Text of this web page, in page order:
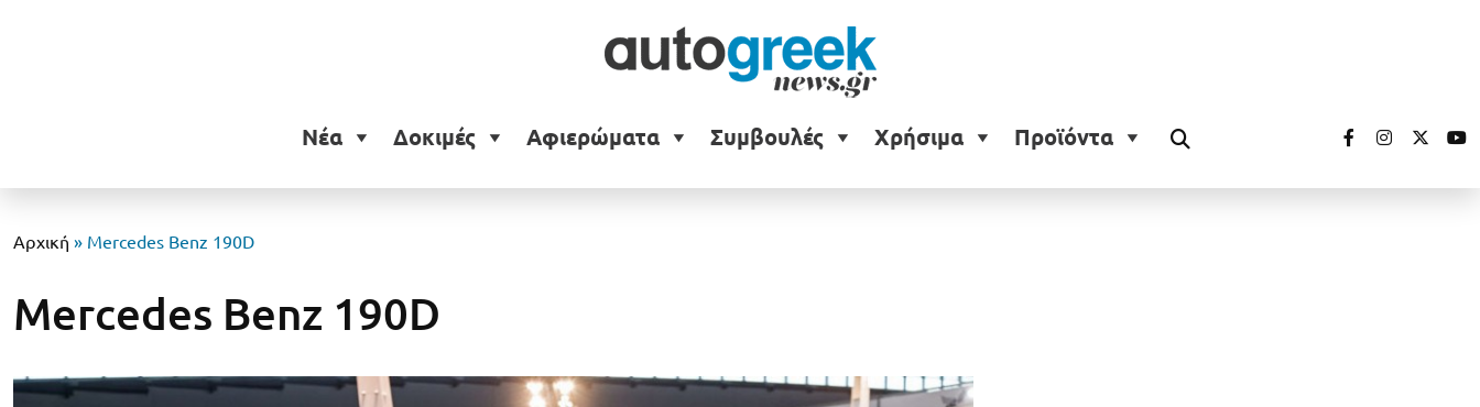
Νέα Δοκιμές Αφιερώματα Συμβουλές Χρήσιμα Προϊόντα
Αρχική » Mercedes Benz 190D
Mercedes Benz 190D